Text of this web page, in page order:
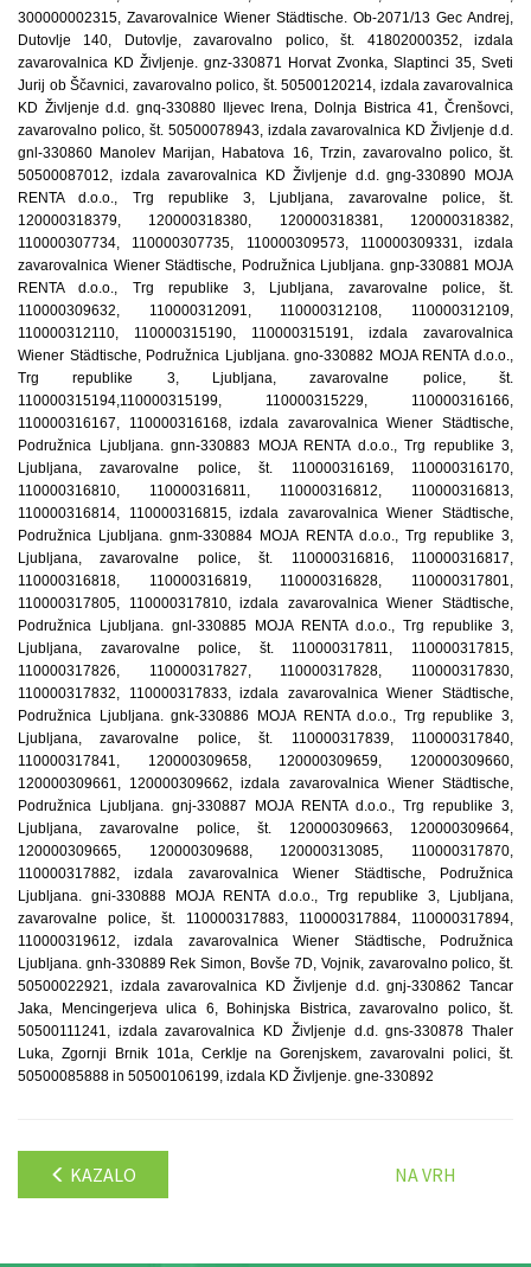
300000002315, Zavarovalnice Wiener Städtische. Ob-2071/13 Gec Andrej,
Dutovlje 140, Dutovlje, zavarovalno polico, št. 41802000352, izdala
zavarovalnica KD Življenje. gnz-330871 Horvat Zvonka, Slaptinci 35, Sveti
Jurij ob Ščavnici, zavarovalno polico, št. 50500120214, izdala zavarovalnica
KD Življenje d.d. gnq-330880 Iljevec Irena, Dolnja Bistrica 41, Črenšovci,
zavarovalno polico, št. 50500078943, izdala zavarovalnica KD Življenje d.d.
gnl-330860 Manolev Marijan, Habatova 16, Trzin, zavarovalno polico, št.
50500087012, izdala zavarovalnica KD Življenje d.d. gng-330890 MOJA
RENTA d.o.o., Trg republike 3, Ljubljana, zavarovalne police, št.
120000318379, 120000318380, 120000318381, 120000318382,
110000307734, 110000307735, 110000309573, 110000309331, izdala
zavarovalnica Wiener Städtische, Podružnica Ljubljana. gnp-330881 MOJA
RENTA d.o.o., Trg republike 3, Ljubljana, zavarovalne police, št.
110000309632, 110000312091, 110000312108, 110000312109,
110000312110, 110000315190, 110000315191, izdala zavarovalnica
Wiener Städtische, Podružnica Ljubljana. gno-330882 MOJA RENTA d.o.o.,
Trg republike 3, Ljubljana, zavarovalne police, št.
110000315194,110000315199, 110000315229, 110000316166,
110000316167, 110000316168, izdala zavarovalnica Wiener Städtische,
Podružnica Ljubljana. gnn-330883 MOJA RENTA d.o.o., Trg republike 3,
Ljubljana, zavarovalne police, št. 110000316169, 110000316170,
110000316810, 110000316811, 110000316812, 110000316813,
110000316814, 110000316815, izdala zavarovalnica Wiener Städtische,
Podružnica Ljubljana. gnm-330884 MOJA RENTA d.o.o., Trg republike 3,
Ljubljana, zavarovalne police, št. 110000316816, 110000316817,
110000316818, 110000316819, 110000316828, 110000317801,
110000317805, 110000317810, izdala zavarovalnica Wiener Städtische,
Podružnica Ljubljana. gnl-330885 MOJA RENTA d.o.o., Trg republike 3,
Ljubljana, zavarovalne police, št. 110000317811, 110000317815,
110000317826, 110000317827, 110000317828, 110000317830,
110000317832, 110000317833, izdala zavarovalnica Wiener Städtische,
Podružnica Ljubljana. gnk-330886 MOJA RENTA d.o.o., Trg republike 3,
Ljubljana, zavarovalne police, št. 110000317839, 110000317840,
110000317841, 120000309658, 120000309659, 120000309660,
120000309661, 120000309662, izdala zavarovalnica Wiener Städtische,
Podružnica Ljubljana. gnj-330887 MOJA RENTA d.o.o., Trg republike 3,
Ljubljana, zavarovalne police, št. 120000309663, 120000309664,
120000309665, 120000309688, 120000313085, 110000317870,
110000317882, izdala zavarovalnica Wiener Städtische, Podružnica
Ljubljana. gni-330888 MOJA RENTA d.o.o., Trg republike 3, Ljubljana,
zavarovalne police, št. 110000317883, 110000317884, 110000317894,
110000319612, izdala zavarovalnica Wiener Städtische, Podružnica
Ljubljana. gnh-330889 Rek Simon, Bovše 7D, Vojnik, zavarovalno polico, št.
50500022921, izdala zavarovalnica KD Življenje d.d. gnj-330862 Tancar
Jaka, Mencingerjeva ulica 6, Bohinjska Bistrica, zavarovalno polico, št.
50500111241, izdala zavarovalnica KD Življenje d.d. gns-330878 Thaler
Luka, Zgornji Brnik 101a, Cerklje na Gorenjskem, zavarovalni polici, št.
50500085888 in 50500106199, izdala KD Življenje. gne-330892
KAZALO NA VRH